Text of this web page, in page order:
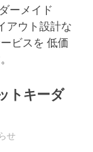
ーメイド
アウト設計な
ビスを 低価
トキーダ
せ